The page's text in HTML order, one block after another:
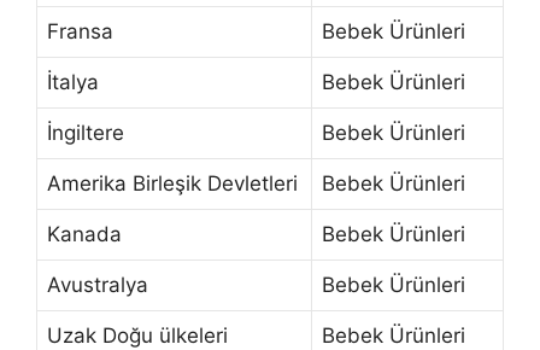
Fransa Bebek Ürünleri
İtalya Bebek Ürünleri
İngiltere Bebek Ürünleri
Amerika Birleşik Devletleri Bebek Ürünleri
Kanada Bebek Ürünleri
Avustralya Bebek Ürünleri
Uzak Doğu ülkeleri Bebek Ürünleri